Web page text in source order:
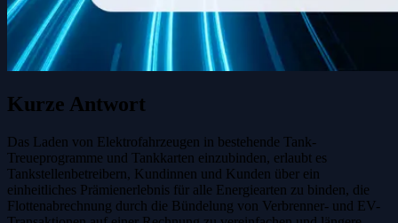
Kurze Antwort
Das Laden von Elektrofahrzeugen in bestehende Tank-
Treueprogramme und Tankkarten einzubinden, erlaubt es
Tankstellenbetreibern, Kundinnen und Kunden über ein
einheitliches Prämienerlebnis für alle Energiearten zu binden, die
Flottenabrechnung durch die Bündelung von Verbrenner- und EV-